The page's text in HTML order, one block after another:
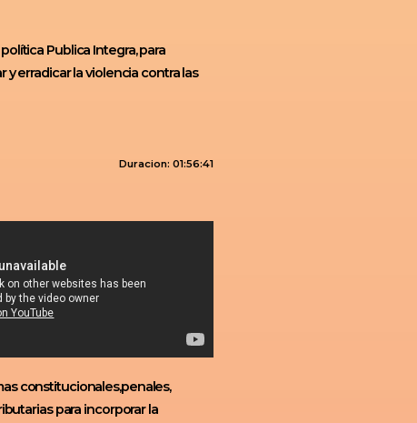
Publica Integra, para
y erradicar la violencia contra las
Duracion: 01:56:41
constitucionales,penales,
para incorporar la